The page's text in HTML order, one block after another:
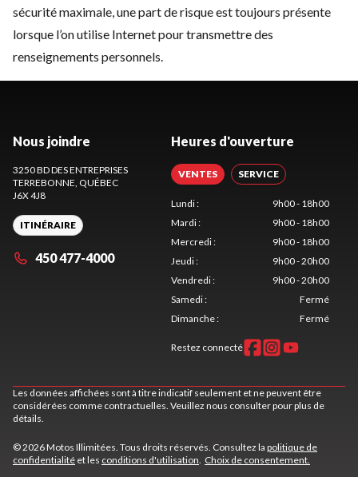
sécurité maximale, une part de risque est toujours présente
lorsque l’on utilise Internet pour transmettre des
renseignements personnels.
Nous joindre
3250 BD DES ENTREPRISES
TERREBONNE, QUÉBEC
J6X 4J8
ITINÉRAIRE
450 477-4000
Heures d'ouverture
VENTES SERVICE
Lundi:
9h00 - 18h00
Mardi:
9h00 - 18h00
Mercredi:
9h00 - 18h00
Jeudi:
9h00 - 20h00
Vendredi:
9h00 - 20h00
Samedi:
Fermé
Dimanche: Fermé
Restez connecté
Les données affichées sont à titre indicatif seulement et ne peuvent être
considérées comme contractuelles. Veuillez nous consulter pour plus de
détails.
© 2026 Motos Illimitées. Tous droits réservés. Consultez la politique de
confidentialité et les conditions d'utilisation. Choix de consentement.